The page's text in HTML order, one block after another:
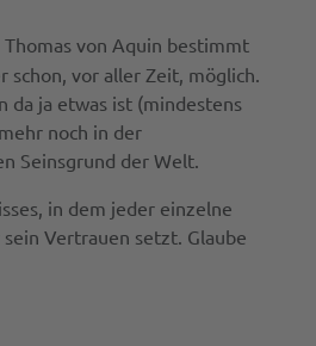
von Aquin bestimmt
vor aller Zeit, möglich.
da ja etwas ist (mindestens
noch in der
Seinsgrund der Welt.
in dem jeder einzelne
Vertrauen setzt. Glaube